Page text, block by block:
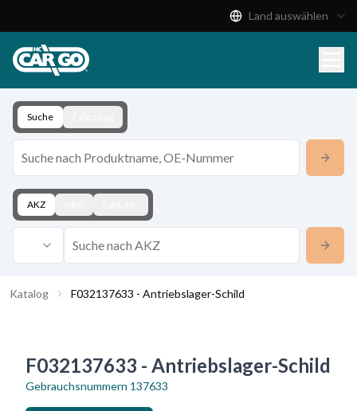
Download
Kontakt
Land auswählen
Suche
AKZ
Katalog F032137633 - Antriebslager-Schild
F032137633 - Antriebslager-Schild
Gebrauchsnummern 137633